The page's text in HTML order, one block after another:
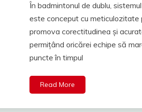
În badmintonul de dublu,
este conceput cu meticulozitate
promova corectitudinea și
permițând oricărei echipe să
puncte în timpul
Read More